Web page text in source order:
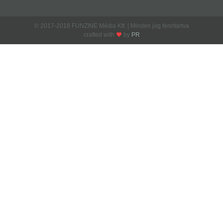
© 2017-2018 FUNZINE Média Kft. | Minden jog fenntartva
crafted with
by PR